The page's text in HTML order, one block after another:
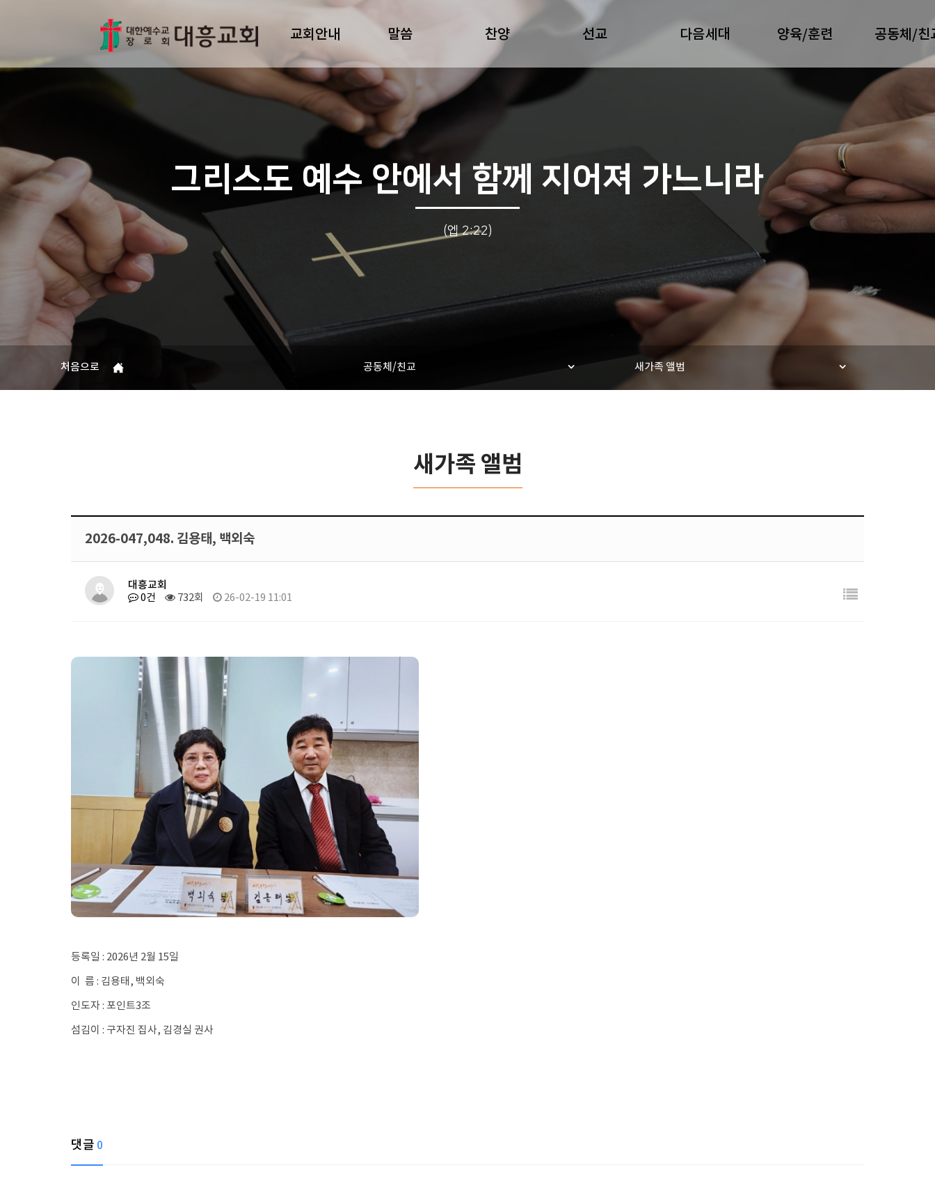
교회안내 말씀 찬양 선교 다음세대 양육/훈련 공동체/친
그리스도 예수 안에서 함께 지어져 가느니라
(엡 2:22)
처음으로 공동체/친교 새가족 앨범
새가족 앨범
2026-047,048. 김용태, 백외숙
대흥교회
0건
732회 26-02-19 11:01
등록일 : 2026년 2월 15일
이 름 : 김용태, 백외숙
인도자 : 포인트3조
섬김이 : 구자진 집사, 김경실 권사
댓글 0